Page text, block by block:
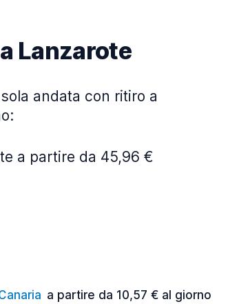
Lanzarote
andata con ritiro a
a partire da 45,96 €
a partire da 10,57 € al giorno